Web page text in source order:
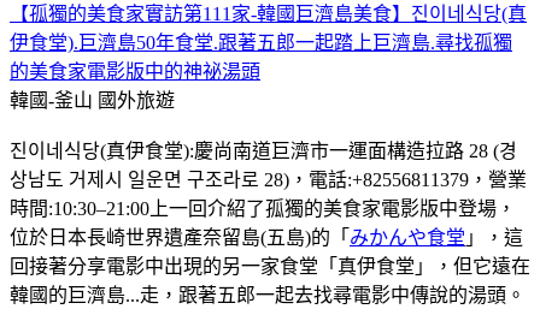
【孤獨的美食家實訪第111家-韓國巨濟島美食】진이네식당(真
伊食堂).巨濟島50年食堂.跟著五郎一起踏上巨濟島.尋找孤獨
的美食家電影版中的神祕湯頭
韓國-釜山 國外旅遊
진이네식당(真伊食堂):慶尚南道巨濟市一運面構造拉路 28 (경
상남도 거제시 일운면 구조라로 28)，電話:+82556811379，營業
時間:10:30–21:00上一回介紹了孤獨的美食家電影版中登場，
位於日本長崎世界遺產奈留島(五島)的「 みかんや食堂 」，這
回接著分享電影中出現的另一家食堂「真伊食堂」，但它遠在
韓國的巨濟島...走，跟著五郎一起去找尋電影中傳說的湯頭。